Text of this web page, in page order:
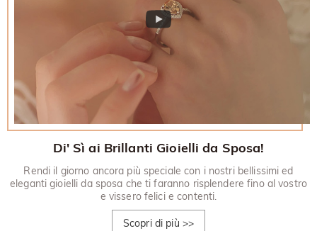
Di' Sì ai Brillanti Gioielli da Sposa!
Rendi il giorno ancora più speciale con i nostri bellissimi ed
eleganti gioielli da sposa che ti faranno risplendere fino al vostro
e vissero felici e contenti.
Scopri di più >>